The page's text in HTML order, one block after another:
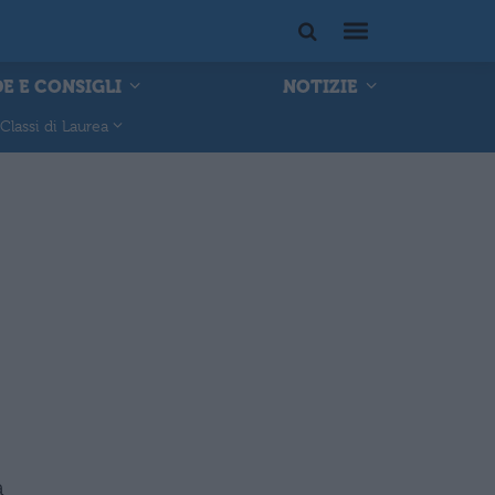
E CONSIGLI NOTIZIE
Classi di Laurea